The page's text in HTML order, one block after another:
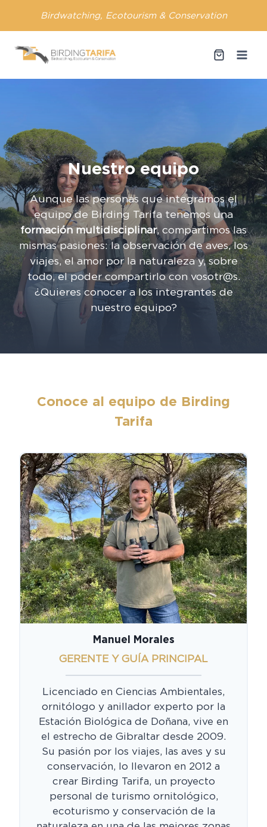
Birdwatching, Ecotourism & Conservation
Nuestro equipo
Aunque las personas que integramos el
equipo de Birding Tarifa tenemos una
formación multidisciplinar, compartimos las
mismas pasiones: la observación de aves, los
viajes, el amor por la naturaleza y, sobre
todo, el poder compartirlo con vosotr@s.
¿Quieres conocer a los integrantes de
nuestro equipo?
Conoce al equipo de Birding
Tarifa
Manuel Morales
GERENTE Y GUÍA PRINCIPAL
Licenciado en Ciencias Ambientales,
ornitólogo y anillador experto por la
Estación Biológica de Doñana, vive en
el estrecho de Gibraltar desde 2009.
Su pasión por los viajes, las aves y su
conservación, lo llevaron en 2012 a
crear Birding Tarifa, un proyecto
personal de turismo ornitológico,
ecoturismo y conservación de la